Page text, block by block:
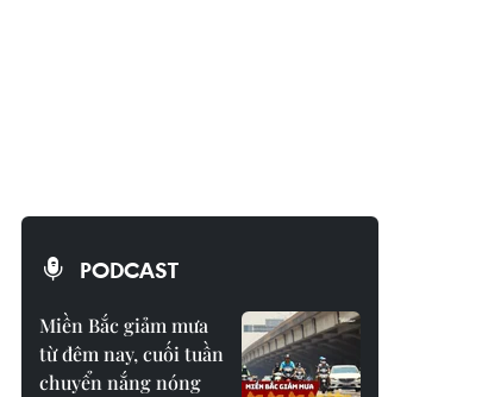
PODCAST
Miền Bắc giảm mưa
từ đêm nay, cuối tuần
chuyển nắng nóng